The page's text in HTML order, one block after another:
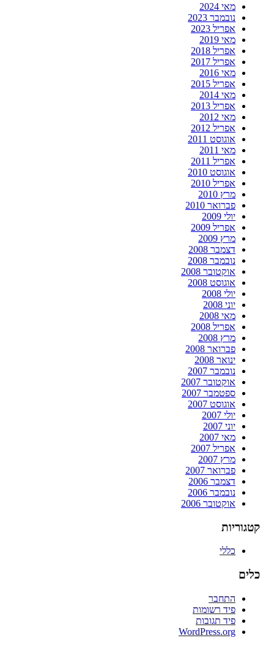
מאי 2024
נובמבר 2023
אפריל 2023
מאי 2019
אפריל 2018
אפריל 2017
מאי 2016
אפריל 2015
מאי 2014
אפריל 2013
מאי 2012
אפריל 2012
אוגוסט 2011
מאי 2011
אפריל 2011
אוגוסט 2010
אפריל 2010
מרץ 2010
פברואר 2010
יולי 2009
אפריל 2009
מרץ 2009
דצמבר 2008
נובמבר 2008
אוקטובר 2008
אוגוסט 2008
יולי 2008
יוני 2008
מאי 2008
אפריל 2008
מרץ 2008
פברואר 2008
ינואר 2008
נובמבר 2007
אוקטובר 2007
ספטמבר 2007
אוגוסט 2007
יולי 2007
יוני 2007
מאי 2007
אפריל 2007
מרץ 2007
פברואר 2007
דצמבר 2006
נובמבר 2006
אוקטובר 2006
קטגוריות
כללי
כלים
התחבר
פיד רשומות
פיד תגובות
WordPress.org